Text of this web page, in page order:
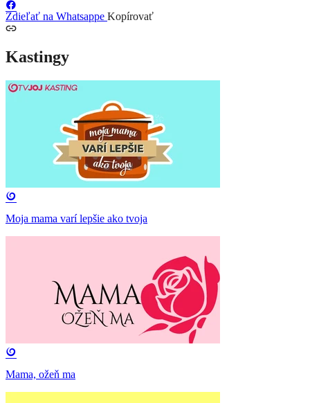
Zdieľať na Whatsappe Kopírovať
Kastingy
Moja mama varí lepšie ako tvoja
Mama, ožeň ma